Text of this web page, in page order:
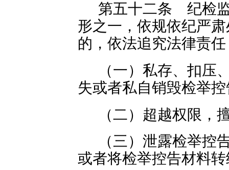
第五十二条 纪检
形之一，依规依纪严
的，依法追究法律责
（一）私存、扣压
失或者私自销毁检举
（二）超越权限，
（三）泄露检举控
或者将检举控告材料